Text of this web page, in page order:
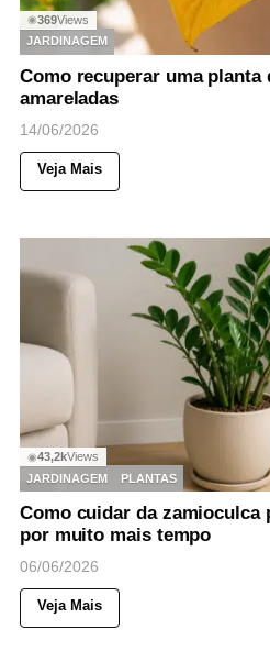
◉369Views
JARDINAGEM
Como recuperar uma planta
amareladas
14/06/2026
Veja Mais
◉43,2kViews
JARDINAGEM
PLANTAS
Como cuidar da zamioculca
por muito mais tempo
06/06/2026
Veja Mais